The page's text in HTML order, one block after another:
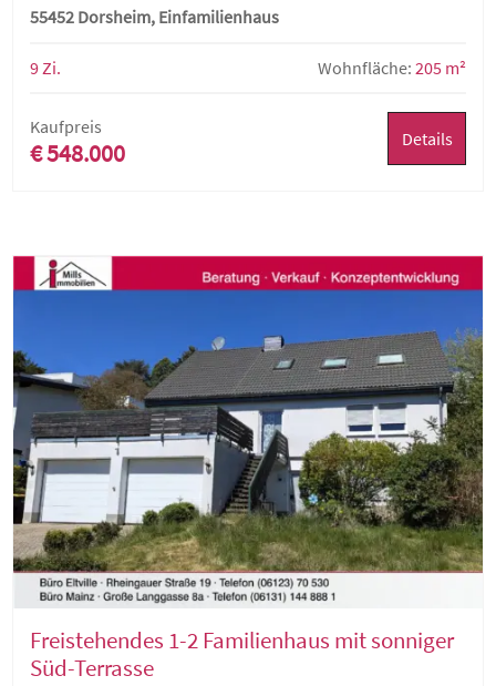
55452 Dorsheim, Einfamilienhaus
9 Zi. Wohnfläche: 205 m²
Kaufpreis
€ 548.000 Details
Freistehendes 1-2 Familienhaus mit sonniger
Süd-Terrasse